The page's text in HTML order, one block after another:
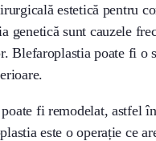
estetică pentru
genetică sunt cauzele
Blefaroplastia poate fi o
fi remodelat, astfel
este o operație ce